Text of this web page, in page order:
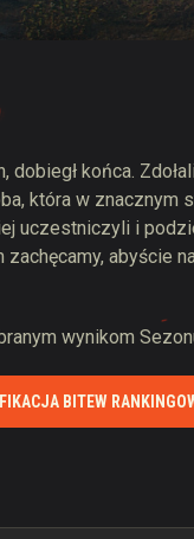
końca.
która w znacznym
uczestniczyli i
abyście
wynikom
BITEW